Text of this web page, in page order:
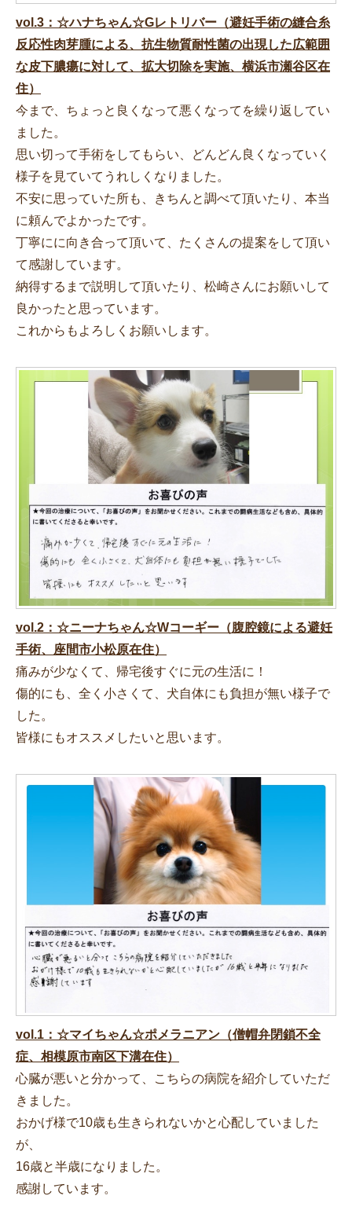
vol.3：☆ハナちゃん☆Gレトリバー（避妊手術の縫合糸
反応性肉芽腫による、抗生物質耐性菌の出現した広範囲
な皮下膿瘍に対して、拡大切除を実施、横浜市瀬谷区在
住）
今まで、ちょっと良くなって悪くなってを繰り返してい
ました。
思い切って手術をしてもらい、どんどん良くなっていく
様子を見ていてうれしくなりました。
不安に思っていた所も、きちんと調べて頂いたり、本当
に頼んでよかったです。
丁寧にに向き合って頂いて、たくさんの提案をして頂い
て感謝しています。
納得するまで説明して頂いたり、松崎さんにお願いして
良かったと思っています。
これからもよろしくお願いします。
vol.2：☆ニーナちゃん☆Wコーギー（腹腔鏡による避妊
手術、座間市小松原在住）
痛みが少なくて、帰宅後すぐに元の生活に！
傷的にも、全く小さくて、犬自体にも負担が無い様子で
した。
皆様にもオススメしたいと思います。
vol.1：☆マイちゃん☆ポメラニアン（僧帽弁閉鎖不全
症、相模原市南区下溝在住）
心臓が悪いと分かって、こちらの病院を紹介していただ
きました。
おかげ様で10歳も生きられないかと心配していました
が、
16歳と半歳になりました。
感謝しています。